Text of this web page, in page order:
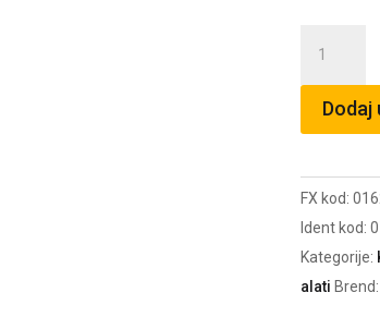
500x130
RF/31081
Dodaj
FX kod:
Ident kod:
Kategorije:
alati Brend: